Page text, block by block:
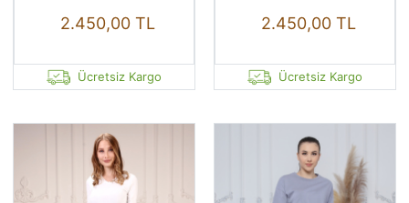
2.450,00 TL
Ücretsiz Kargo
2.450,00 TL
Ücretsiz Kargo